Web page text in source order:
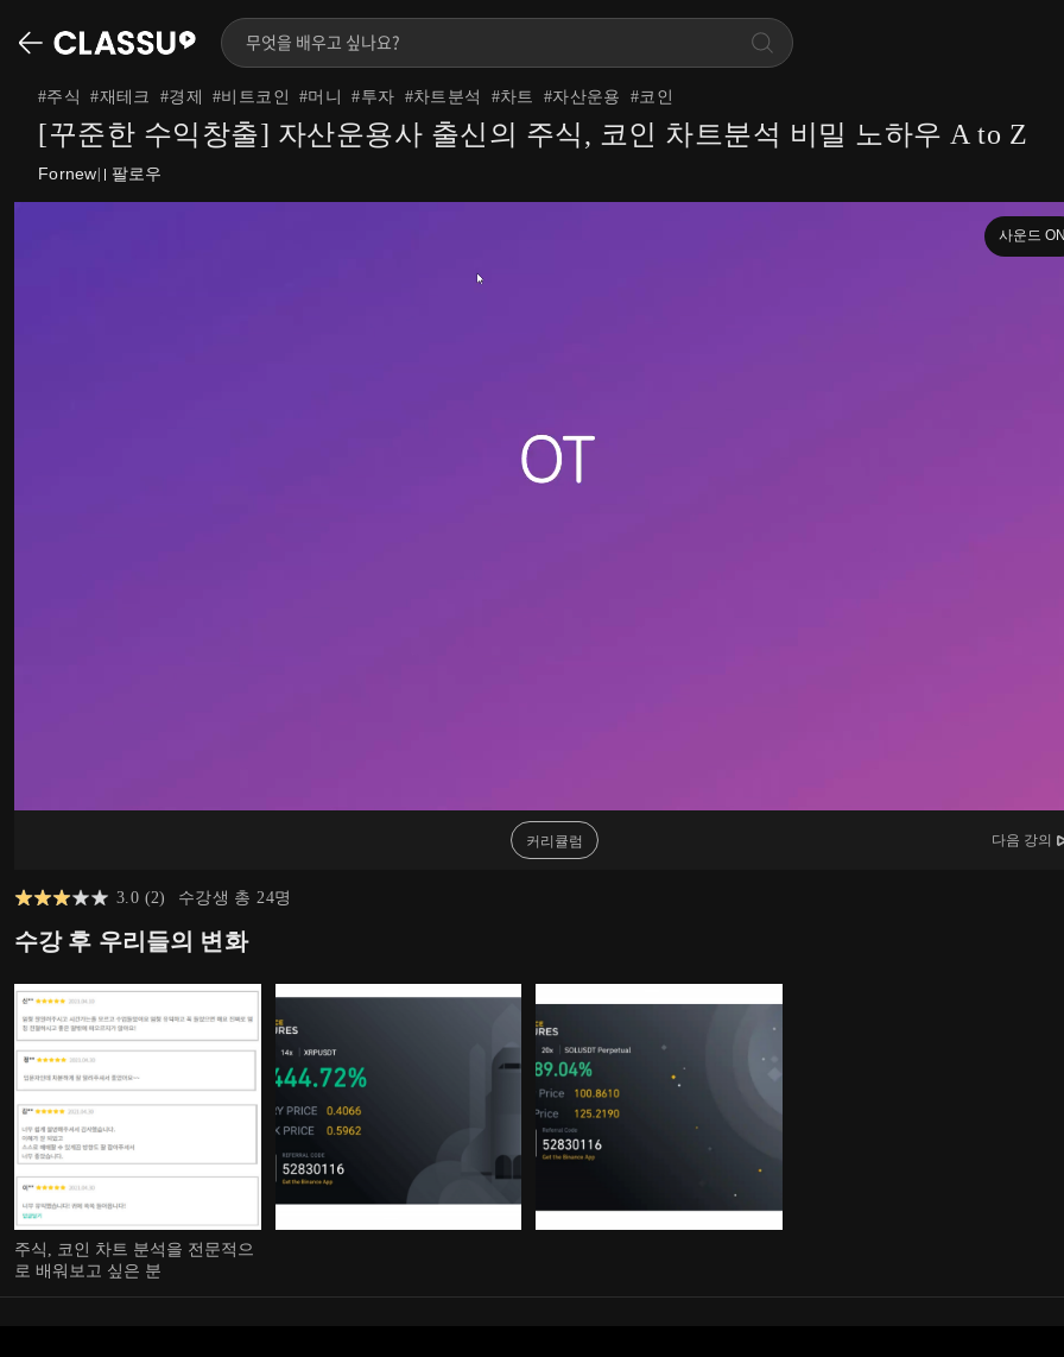
#주식 #재테크 #경제 #비트코인 #머니 #투자 #차트분석 #차트 #자산운용 #코인
[꾸준한 수익창출] 자산운용사 출신의 주식, 코인 차트분석 비밀 노하우 A to Z
Fornew 팔로우
사운드 ON
커리큘럼 다음 강의
3.0 (2) 수강생 총 24명
수강 후 우리들의 변화
주식, 코인 차트 분석을 전문적으
로 배워보고 싶은 분